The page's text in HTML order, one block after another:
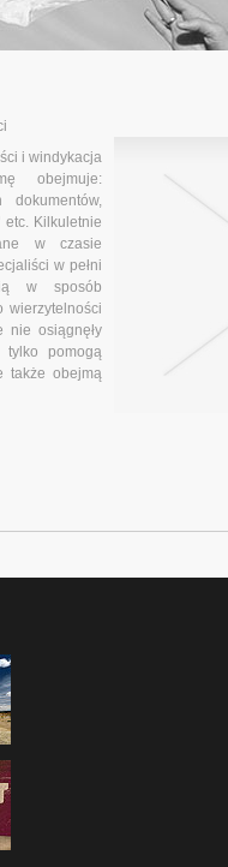
i windykacja
obejmuje:
dokumentów,
etc. Kilkuletnie
w czasie
w pełni
w sposób
wierzytelności
nie osiągnęły
tylko pomogą
także obejmą